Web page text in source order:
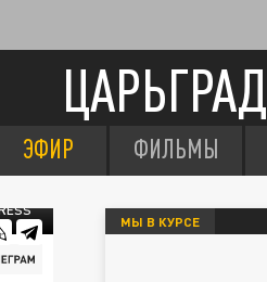
ЦАРЬГРАД
ЭФИР ФИЛЬМЫ
МЫ В КУРСЕ